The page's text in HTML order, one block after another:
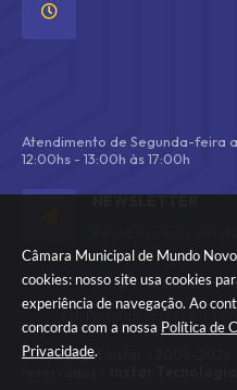
Câmara Municipal de Mundo
cookies: nosso site usa cookies
experiência de navegação. Ao
concorda com a nossa Política de
Privacidade.
Atendimento de Segunda-feira
12:00hs - 13:00h às 17:00h
NEWSLETTER
Versão do
Portal atualizado em:
© Copyright Instar - 2006-2026.